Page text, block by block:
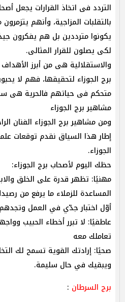
التردد فى اتخاذ القرارات يجعل
بالتقلبات المزاجية، وأنهم
يكونوا مترددين بل هم يفكرون
لكى يصلون للقرار المثالى.
والاستقلالية هى من أبرز
برج الجوزاء لتحقيقها، فهم لا
متحكم فى حياتهم فالحرية هى
مشاهير برج الجوزاء
ومن مشاهير برج الجوزاء الفنان
إطار هذا السياق نقدم توقعات
الجوزاء. ‎
حظك اليوم لأصحاب برج الجوزاء:
مهنيًا: تظهر قدرة على الخلق
المساعدة للزملاء ما يرفع من
أوّل اختبار جدّي في العمل
عاطفيًا: لا تبرر أخطاء الحبيب
تعاملك معه
صحيًا: إرادتك القوية تسمح لك
ويبقيك في حال سليمة.
برج السرطان :